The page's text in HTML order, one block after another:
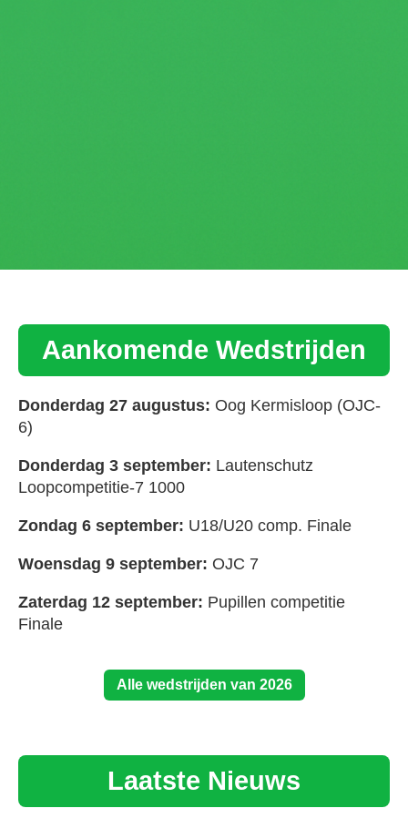
Aankomende Wedstrijden
Donderdag 27 augustus: Oog Kermisloop (OJC-
6)
Donderdag 3 september: Lautenschutz
Loopcompetitie-7 1000
Zondag 6 september: U18/U20 comp. Finale
Woensdag 9 september: OJC 7
Zaterdag 12 september: Pupillen competitie
Finale
Alle wedstrijden van 2026
Laatste Nieuws